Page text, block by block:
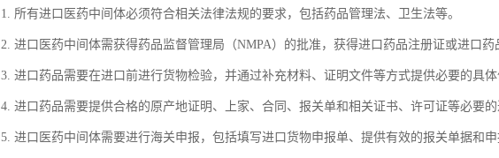
1. 所有进口医药中间体必须符合相关法律法规的要求，包括药品管理法、卫生法等。
2. 进口医药中间体需获得药品监督管理局（NMPA）的批准，获得进口药品注册证或进口药
3. 进口药品需要在进口前进行货物检验，并通过补充材料、证明文件等方式提供必要的具体
4. 进口药品需要提供合格的原产地证明、上家、合同、报关单和相关证书、许可证等必要的
5. 进口医药中间体需要进行海关申报，包括填写进口货物申报单、提供有效的报关单据和申